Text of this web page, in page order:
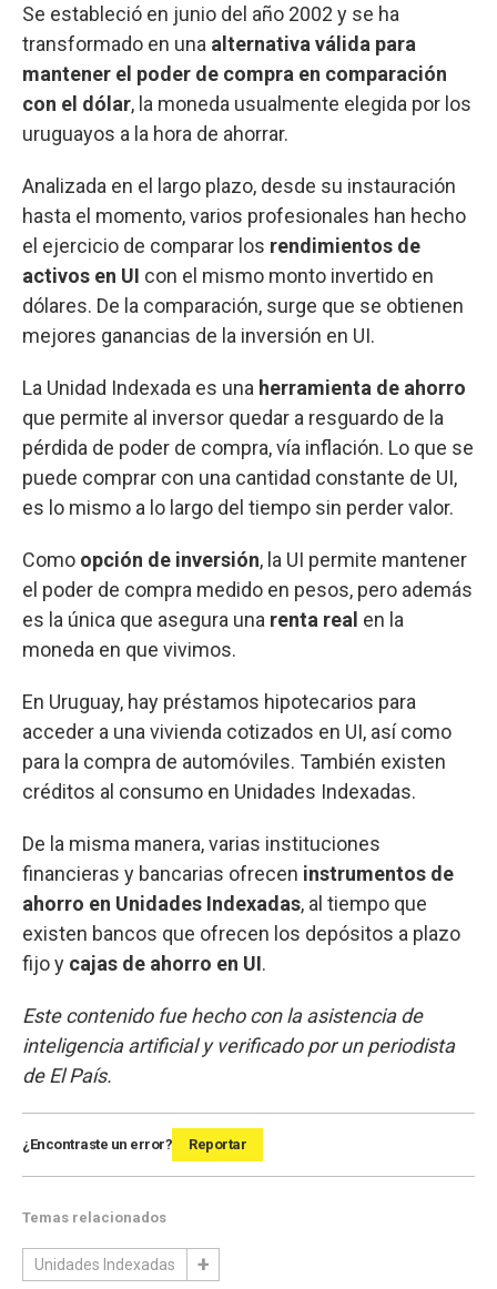
Se estableció en junio del año 2002 y se ha
transformado en una alternativa válida para
mantener el poder de compra en comparación
con el dólar, la moneda usualmente elegida por los
uruguayos a la hora de ahorrar.
Analizada en el largo plazo, desde su instauración
hasta el momento, varios profesionales han hecho
el ejercicio de comparar los rendimientos de
activos en UI con el mismo monto invertido en
dólares. De la comparación, surge que se obtienen
mejores ganancias de la inversión en UI.
La Unidad Indexada es una herramienta de ahorro
que permite al inversor quedar a resguardo de la
pérdida de poder de compra, vía inflación. Lo que se
puede comprar con una cantidad constante de UI,
es lo mismo a lo largo del tiempo sin perdervalor.
Como opción de inversión, la UI permite mantener
el poder de compra medido en pesos, pero además
es la única que asegura una renta real en la
moneda en que vivimos.
En Uruguay, hay préstamos hipotecarios para
acceder a una vivienda cotizados en UI, así como
para la compra de automóviles. También existen
créditos al consumo en Unidades Indexadas.
De la misma manera, varias instituciones
financieras y bancarias ofrecen instrumentos de
ahorro en Unidades Indexadas, al tiempo que
existen bancos que ofrecen los depósitos a plazo
fijo y cajas de ahorro en UI.
Este contenido fue hecho con la asistencia de
inteligencia artificial y verificado por un periodista
de El País.
¿Encontraste un error? Reportar
Temas relacionados
Unidades Indexadas